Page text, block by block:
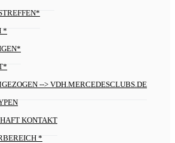
*
--> VDH.MERCEDESCLUBS.DE
KONTAKT
*